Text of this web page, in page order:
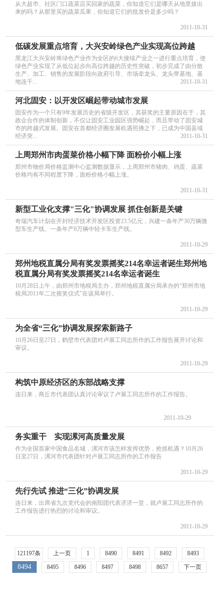
从大超市、社区门口蔬菜店买回家的蔬菜，你知道它们是哪天从地里拔出
来的吗？从那里买的蔬菜瓜果，你知道它们的批发价是多少吗？
2011-10-31
低碳发展重点培育，大兴安岭绿色产业实现高位跨越
黑龙江大兴安岭将绿色产业作为全区的6大接续产业之一进行重点培育，使
绿色产业实现了从低位起步向高位跨越的历史性突破，初步完成了由分散
生产、加工、销售的发展阶段向政府引导、市场牵龙头、龙头带基地、基
地连千...
2011-10-31
河北固安：以开发区崛起带动城市发展
固安作为一个只有9年发展历史的省级开发区，其获奖的主要原因在于，其
政企合作的体制创新，不仅让固安工业园区强势崛起，而且带动了固安城
市的跨越式发展。固安在首都经济圈发展机遇照拂之下，已成为中国县域
经济突...
2011-10-31
上周郑州市肉蛋菜价格小幅下降 面粉价小幅上涨
郑州市物价局价格监测中心监测数据显示，上周郑州市猪肉、鸡蛋、蔬菜
价格均有不同程度下降，面粉价格小幅上涨。
2011-10-31
新型工业化支撑"三化"协调发展 抓住创新是关键
奇瑞汽车计划在开封经济技术开发区投资23.5亿元，兴建一条年产30万辆微
型车生产线、一条年产8万辆中轻卡车生产线。
2011-10-29
郑州地税直属分局有奖发票摇奖214名幸运者诞生郑州地
税直属分局有奖发票摇奖214名幸运者诞生
10月28日上午，由郑州市地税局主办，郑州地税直属分局承办的“郑州市地
税局2011年二次摇奖仪式”在该局举行。
2011-10-29
为全省“三化”协调发展探索新路子
10月26日至27日，鹤壁市代表团对卢展工同志所作的工作报告展开讨论和
审议。
2011-10-29
构筑中原经济区的东部战略支撑
连日来，商丘市代表团认真讨论审议了卢展工同志所作的工作报告。
2011-10-29
务实重干 实现漯河高质量发展
作为全国首家中国食品名城，漯河市该怎样发挥优势，抢抓机遇？10月26
日至27日，漯河市代表团针对卢展工同志所作的工作报告
2011-10-29
先行先试 推进“三化”协调发展
连日来，出席省九次党代会的南阳团代表济济一堂，就卢展工同志所作的
工作报告进行热烈的讨论和审议。
2011-10-29
121197条 上一页 1 8490 8491 8492 8493
8494 8495 8496 8497 8498 8657 下一页